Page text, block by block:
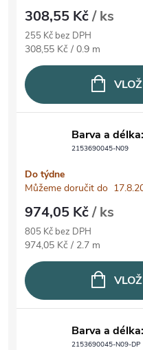
308,55 Kč/ ks
255 Kč bez DPH
Měrná cena:
308,55 Kč / 0.9 m
Barva a
2153690045-N09
Do týdne
Můžeme doručit do
974,05 Kč/ ks
805 Kč bez DPH
Měrná cena:
974,05 Kč / 2.7 m
Barva a
2153690045-N09-DP